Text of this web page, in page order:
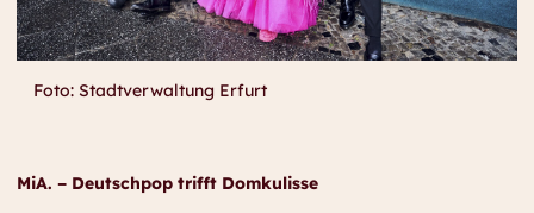
Foto: Stadtverwaltung Erfurt
MiA. – Deutschpop trifft Domkulisse